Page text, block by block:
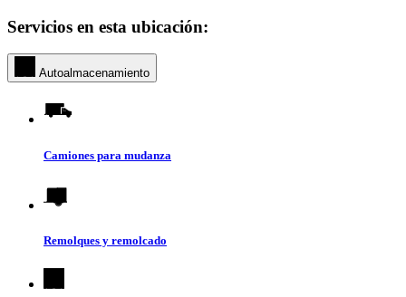
Servicios en esta ubicación:
Autoalmacenamiento
Camiones para mudanza
Remolques y remolcado